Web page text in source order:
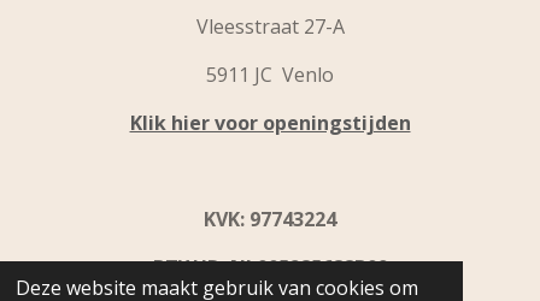
Deze website maakt gebruik van cookies om
Vleesstraat 27-A
5911 JC Venlo
Klik hier voor openingstijden
KVK: 97743224
BTW ID: NL005285688B09